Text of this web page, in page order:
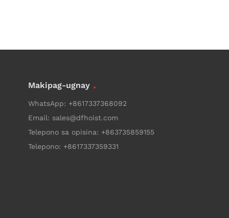
Makipag-ugnay
WhatsApp: +8617337368092
Email: sales@dfhoist.com
Telepono sa opisina: +863735859155
Telepono: +8617337359331